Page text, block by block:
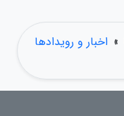
» اخبار و رویدادها